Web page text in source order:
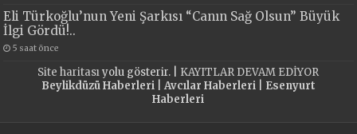
Eli Türkoğlu’nun Yeni Şarkısı “Canın Sağ Olsun” Büyük
İlgi Gördü!..
5 saat önce
Site haritasıyolu gösterir. | KAYITLAR DEVAM EDİYOR
Beylikdüzü Haberleri| Avcılar Haberleri| Esenyurt
Haberleri